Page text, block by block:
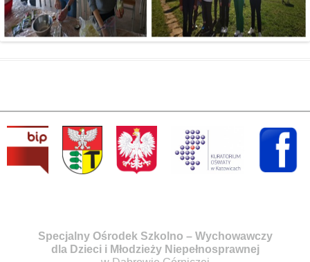
Specjalny Ośrodek Szkolno – Wychowawczy
dla Dzieci i Młodzieży Niepełnosprawnej